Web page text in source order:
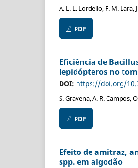
A. L. L. Lordello, F. M. Lara,
PDF
Eficiência de
lepidópteros no
DOI: https://doi.org/
S. Gravena, A. R. Campos,
PDF
Efeito de amitraz,
spp. em algodão